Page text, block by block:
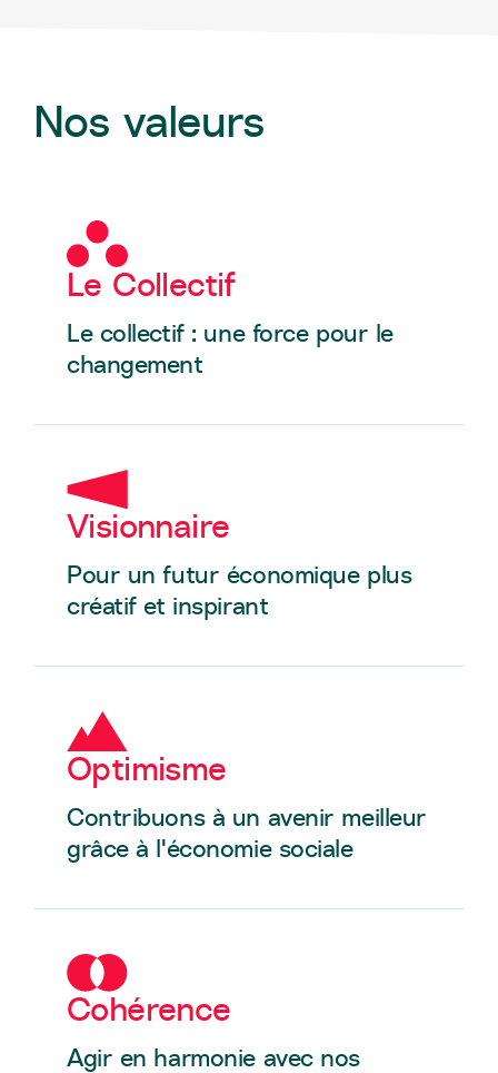
Nos valeurs
Le Collectif
Le collectif : une force pour le
changement
Visionnaire
Pour un futur économique plus
créatif et inspirant
Optimisme
Contribuons à un avenir meilleur
grâce à l'économie sociale
Cohérence
Agir en harmonie avec nos